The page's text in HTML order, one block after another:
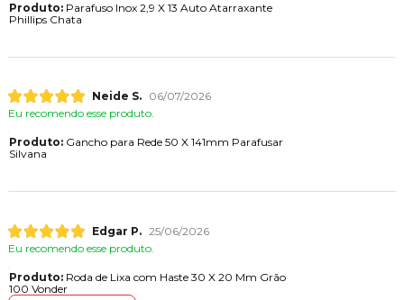
Produto:Parafuso Inox 2,9 X 13 Auto Atarraxante
Phillips Chata
Neide S.
06/07/2026
Eu recomendo esse produto.
Produto:Gancho para Rede 50 X 141mm Parafusar
Silvana
Edgar P. 25/06/2026
Eu recomendo esse produto.
Produto:Roda de Lixa com Haste 30 X 20 Mm Grão
100 Vonder